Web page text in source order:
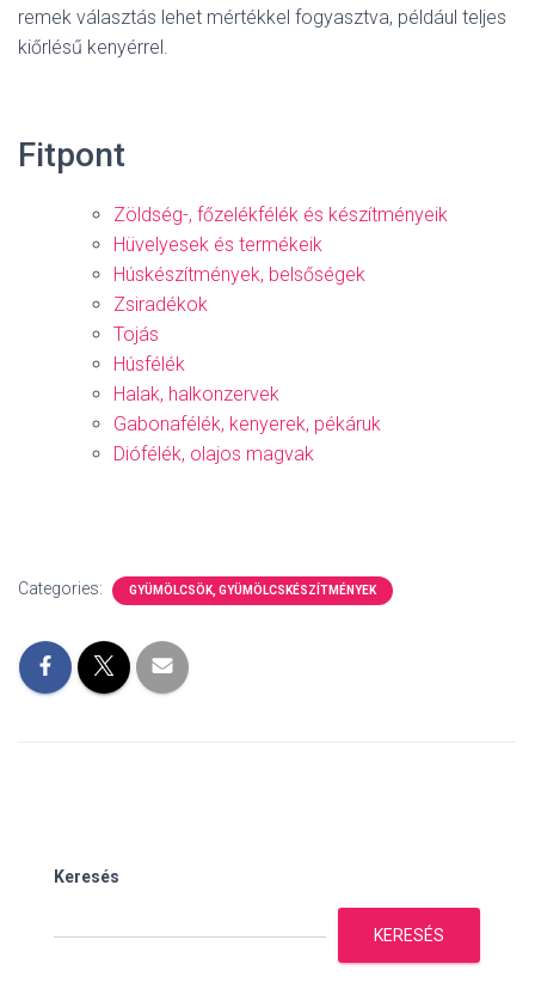
remek választás lehet mértékkel fogyasztva, például teljes
kiőrlésű kenyérrel.
Fitpont
Zöldség-, főzelékfélék és készítményeik
Hüvelyesek és termékeik
Húskészítmények, belsőségek
Zsiradékok
Tojás
Húsfélék
Halak, halkonzervek
Gabonafélék, kenyerek, pékáruk
Diófélék, olajos magvak
Categories: GYÜMÖLCSÖK, GYÜMÖLCSKÉSZÍTMÉNYEK
Keresés
KERESÉS